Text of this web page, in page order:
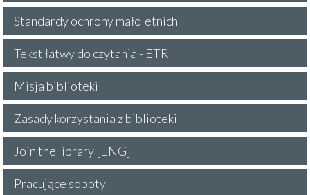
Standardy ochrony małoletnich
Tekst łatwy do czytania - ETR
Misja biblioteki
Zasady korzystania z biblioteki
Join the library [ENG]
Pracujące soboty